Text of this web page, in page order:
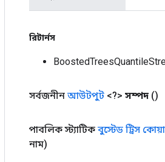
রিটার্নস
সর্বজনীন আউটপুট <?> সম্পদ ()
পাবলিক স্ট্যাটিক বুস্টেড ট্রিস
নাম)